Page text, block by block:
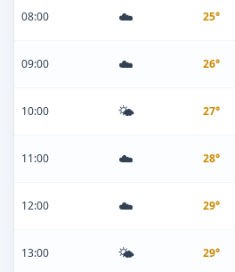
08:00 ☁️ 25°
09:00 ☁️ 26°
10:00 🌤️ 27°
11:00 ☁️ 28°
12:00 ☁️ 29°
13:00 🌤️ 29°